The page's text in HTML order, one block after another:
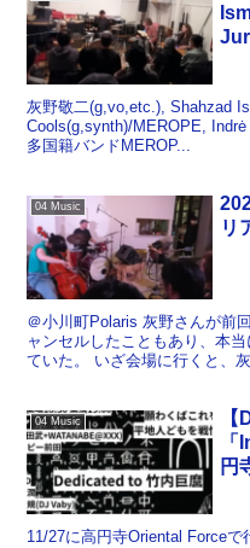
灰野敬二(g,vo,etc.), Shahzad
Cools(g,synth)/MEROPE,
多国籍バンドMEROP...
04 Music
リ
＠小川町Polaris 灰野さんが前
ャンセルしたこともあり、本
ていた。 いざ会場に行くと、
04 Music
円
11/27に高円寺Oriental Force